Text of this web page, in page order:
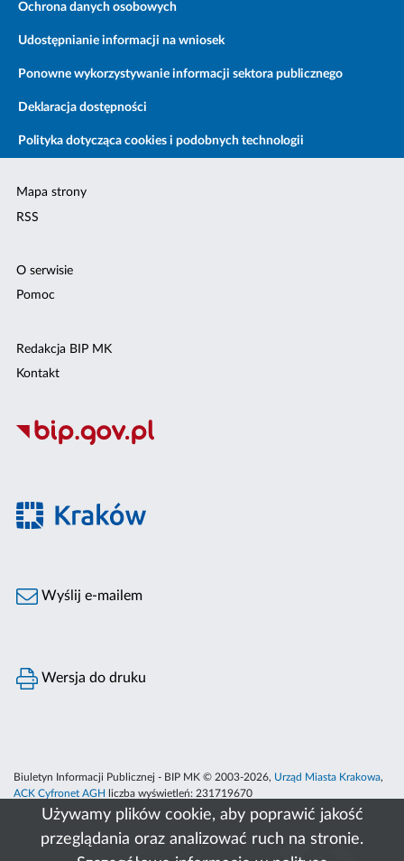
Używamy plików cookie, aby poprawić jakość
przeglądania oraz analizować ruch na stronie.
Ochrona danych osobowych
Udostępnianie informacji na wniosek
Ponowne wykorzystywanie informacji sektora publicznego
Deklaracja dostępności
Polityka dotycząca cookies i podobnych technologii
Mapa strony
RSS
O serwisie
Pomoc
Redakcja BIP MK
Kontakt
Wyślij e-mailem
Wersja do druku
Biuletyn Informacji Publicznej - BIP MK © 2003-2026, Urząd Miasta Krakowa,
ACK Cyfronet AGH
liczba wyświetleń: 231719670